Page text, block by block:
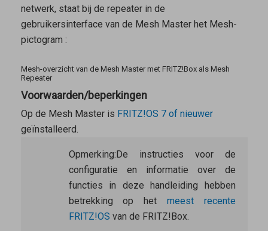
netwerk, staat bij de repeater in de
gebruikersinterface van de Mesh Masterhet Mesh-
pictogram :
Mesh-overzicht van de Mesh Master met FRITZ!Box als Mesh
Repeater
Voorwaarden/beperkingen
Op de Mesh Masteris FRITZ!OS 7 of nieuwer
geïnstalleerd.
Opmerking:De instructies voor de
configuratie en informatie over de
functies in deze handleiding hebben
betrekking op het meest recente
FRITZ!OS van de FRITZ!Box.